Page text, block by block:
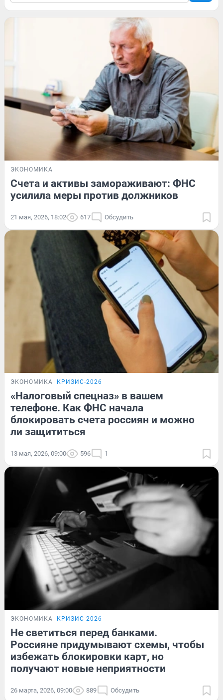
ЭКОНОМИКА
Счета и активы замораживают: ФНС
усилила меры против должников
21 мая, 2026, 18:02 617 Обсудить
ЭКОНОМИКА КРИЗИС-2026
«Налоговый спецназ» в вашем
телефоне. Как ФНС начала
блокировать счета россиян и можно
ли защититься
13 мая, 2026, 09:00 596 1
ЭКОНОМИКА КРИЗИС-2026
Не светиться перед банками.
Россияне придумывают схемы, чтобы
избежать блокировки карт, но
получают новые неприятности
26 марта, 2026, 09:00 889 Обсудить